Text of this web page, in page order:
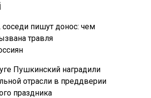
пишут донос: чем
травля
Пушкинский наградили
отрасли в преддверии
праздника